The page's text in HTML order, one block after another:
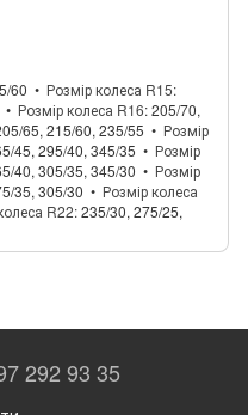
60
Розмір колеса R15
Розмір колеса R16 205/70,
65, 215/60, 235/55
Розмір
45, 295/40, 345/35
Розмір
40, 305/35, 345/30
Розмір
35, 305/30
Розмір колеса
R22 235/30, 275/25,
292 93 35